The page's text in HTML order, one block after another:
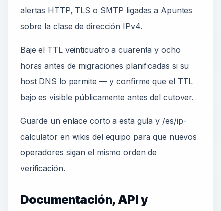
alertas HTTP, TLS o SMTP ligadas a Apuntes
sobre la clase de dirección IPv4.
Baje el TTL veinticuatro a cuarenta y ocho
horas antes de migraciones planificadas si su
host DNS lo permite — y confirme que el TTL
bajo es visible públicamente antes del cutover.
Guarde un enlace corto a esta guía y /es/ip-
calculator en wikis del equipo para que nuevos
operadores sigan el mismo orden de
verificación.
Documentación, API y